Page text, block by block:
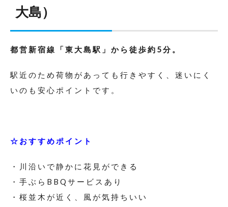
大島）
都営新宿線「東大島駅」から徒歩約5分。
駅近のため荷物があっても行きやすく、迷いにく
いのも安心ポイントです。
☆おすすめポイント
・川沿いで静かに花見ができる
・手ぶらBBQサービスあり
・桜並木が近く、風が気持ちいい